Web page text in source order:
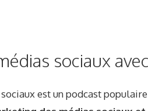
sociaux
est un podcast